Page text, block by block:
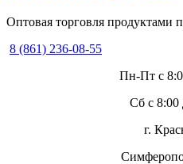
Оптовая торговля продуктами
8 (861) 236-08-55
Пн-Пт с
Сб с 8:00
г.